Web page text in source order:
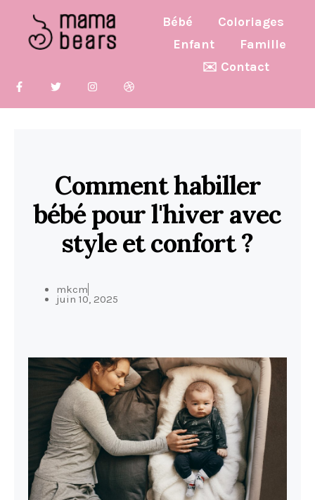
Bébé
Coloriages
Enfant
Famille
✉️ Contact
Comment habiller
bébé pour l'hiver avec
style et confort ?
mkcm
juin 10, 2025